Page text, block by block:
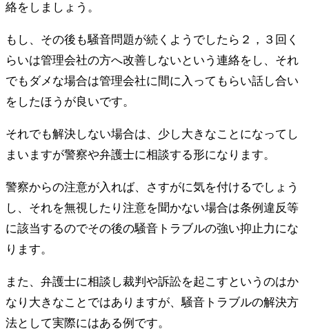
絡をしましょう。
もし、その後も騒音問題が続くようでしたら２，３回く
らいは管理会社の方へ改善しないという連絡をし、それ
でもダメな場合は管理会社に間に入ってもらい話し合い
をしたほうが良いです。
それでも解決しない場合は、少し大きなことになってし
まいますが警察や弁護士に相談する形になります。
警察からの注意が入れば、さすがに気を付けるでしょう
し、それを無視したり注意を聞かない場合は条例違反等
に該当するのでその後の騒音トラブルの強い抑止力にな
ります。
また、弁護士に相談し裁判や訴訟を起こすというのはか
なり大きなことではありますが、騒音トラブルの解決方
法として実際にはある例です。